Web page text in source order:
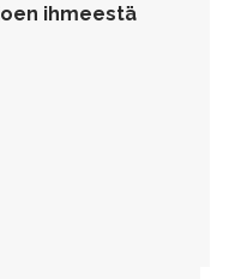
ihmeestä